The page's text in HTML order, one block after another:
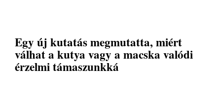
Egy új kutatás megmutatta, miért
válhat a kutya vagy a macska valódi
érzelmi támaszunkká